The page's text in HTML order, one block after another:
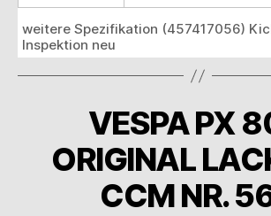
weitere Spezifikation (457417056)
Inspektion neu
VESPA PX
ORIGINAL
CCM NR.